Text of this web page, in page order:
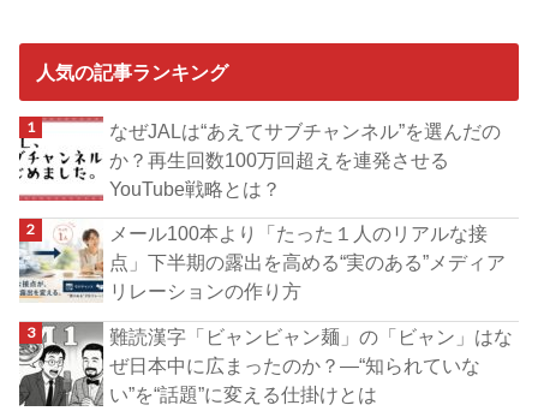
人気の記事ランキング
なぜJALは“あえてサブチャンネル”を選んだの
か？再生回数100万回超えを連発させる
YouTube戦略とは？
メール100本より「たった１人のリアルな接
点」下半期の露出を高める“実のある”メディア
リレーションの作り方
難読漢字「ビャンビャン麺」の「ビャン」はな
ぜ日本中に広まったのか？―“知られていな
い”を“話題”に変える仕掛けとは